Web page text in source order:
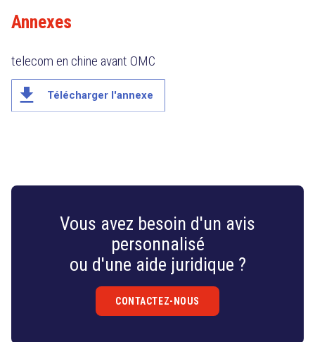
Annexes
telecom en chine avant OMC
file_download Télécharger l'annexe
Vous avez besoin d'un avis
personnalisé
ou d'une aide juridique ?
CONTACTEZ-NOUS